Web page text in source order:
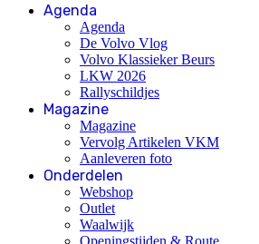
Agenda
Agenda
De Volvo Vlog
Volvo Klassieker Beurs
LKW 2026
Rallyschildjes
Magazine
Magazine
Vervolg Artikelen VKM
Aanleveren foto
Onderdelen
Webshop
Outlet
Waalwijk
Openingstijden & Route